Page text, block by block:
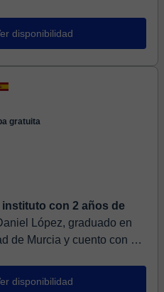
disponibilidad
gratuita
con 2 años de
de Murcia y cuento con un
disponibilidad